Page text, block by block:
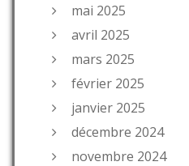
mai 2025
avril 2025
mars 2025
février 2025
janvier 2025
décembre 2024
novembre 2024